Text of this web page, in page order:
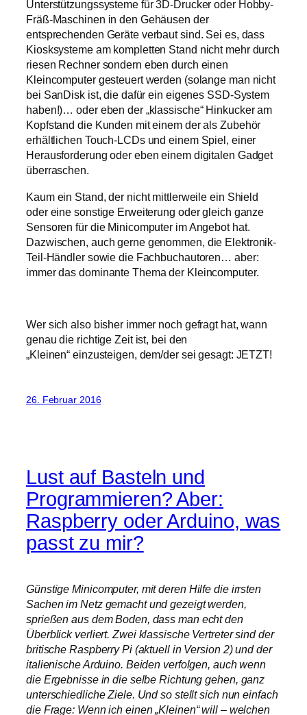
Unterstützungssysteme für 3D-Drucker oder Hobby-
Fräß-Maschinen in den Gehäusen der
entsprechenden Geräte verbaut sind. Sei es, dass
Kiosksysteme am kompletten Stand nicht mehr durch
riesen Rechner sondern eben durch einen
Kleincomputer gesteuert werden (solange man nicht
bei SanDisk ist, die dafür ein eigenes SSD-System
haben!)… oder eben der „klassische“ Hinkucker am
Kopfstand die Kunden mit einem der als Zubehör
erhältlichen Touch-LCDs und einem Spiel, einer
Herausforderung oder eben einem digitalen Gadget
überraschen.
Kaum ein Stand, der nicht mittlerweile ein Shield
oder eine sonstige Erweiterung oder gleich ganze
Sensoren für die Minicomputer im Angebot hat.
Dazwischen, auch gerne genommen, die Elektronik-
Teil-Händler sowie die Fachbuchautoren… aber:
immer das dominante Thema der Kleincomputer.
Wer sich also bisher immer noch gefragt hat, wann
genau die richtige Zeit ist, bei den
„Kleinen“ einzusteigen, dem/der sei gesagt: JETZT!
26. Februar 2016
Lust auf Basteln und
Programmieren? Aber:
Raspberry oder Arduino, was
passt zu mir?
Günstige Minicomputer, mit deren Hilfe die irrsten
Sachen im Netz gemacht und gezeigt werden,
sprießen aus dem Boden, dass man echt den
Überblick verliert. Zwei klassische Vertreter sind der
britische Raspberry Pi (aktuell in Version 2) und der
italienische Arduino. Beiden verfolgen, auch wenn
die Ergebnisse in die selbe Richtung gehen, ganz
unterschiedliche Ziele. Und so stellt sich nun einfach
die Frage: Wenn ich einen „Kleinen“ will – welchen